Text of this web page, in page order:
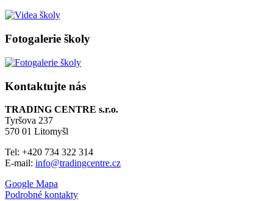
Fotogalerie školy
Kontaktujte nás
TRADING CENTRE s.r.o.
Tyršova 237
570 01 Litomyšl
Tel: +420 734 322 314
E-mail: info@tradingcentre.cz
Google Mapa
Podrobné kontakty